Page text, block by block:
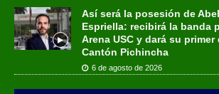
Así será la posesión de
Espriella: recibirá la banda
Arena USC y dará su
Cantón Pichincha
6 de agosto de 2026